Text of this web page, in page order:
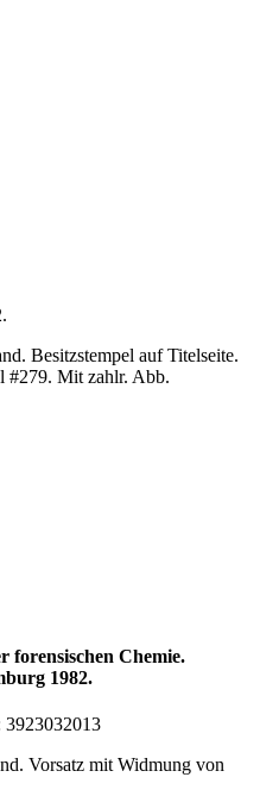
Besitzstempel auf Titelseite.
#279. Mit zahlr. Abb.
Chemie.
1982.
Vorsatz mit Widmung von